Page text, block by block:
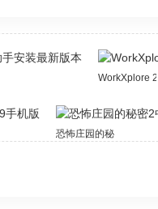
最新版本 WorkXplore
恐怖庄园的秘密2中文版